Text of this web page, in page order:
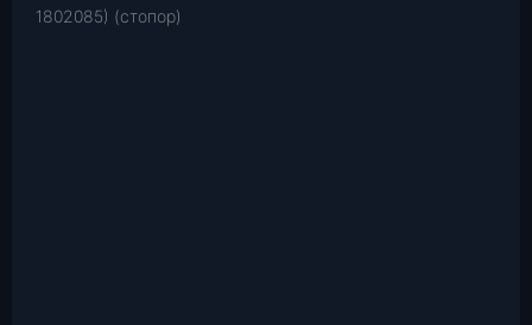
1802085) (стопор)